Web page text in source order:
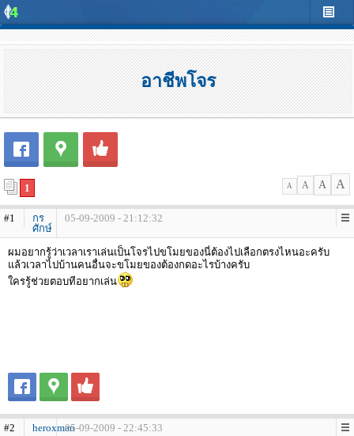
อาชีพโจร
1 A A A A
#1
กร
ศักษ์
05-09-2009 - 21:12:32
ผมอยากรู้ว่าเวลาเราเล่นเป็นโจรไปขโมยของนี่ต้องไปเลือกตรงไหนอะครับ
แล้วเวลาไปบ้านคนอื่นจะขโมยของต้องกดอะไรบ้างครับ
ใครรู้ช่วยตอบทีอยากเล่น
#2 heroxman05-09-2009 - 22:45:33